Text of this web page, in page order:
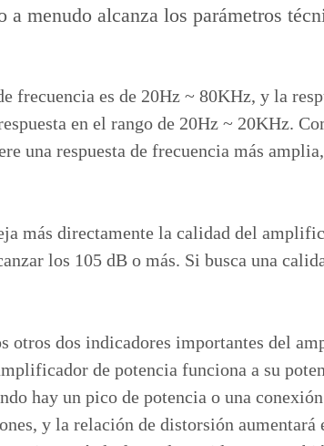
menudo alcanza los parámetros
frecuencia es de 20Hz ~ 80KHz, y la
en el rango de 20Hz ~ 20KHz.
una respuesta de frecuencia más
más directamente la calidad del
los 105 dB o más. Si busca una
otros dos indicadores importantes del
de potencia funciona a su
hay un pico de potencia o una
y la relación de distorsión aumentará